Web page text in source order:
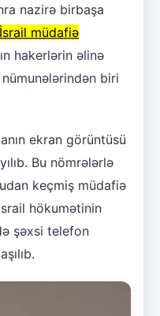
nazirə birbaşa
İsrail müdafiə
hakerlərin əlinə
biri
ekran görüntüsü
Bu nömrələrlə
keçmiş müdafiə
hökumətinin
şəxsi telefon